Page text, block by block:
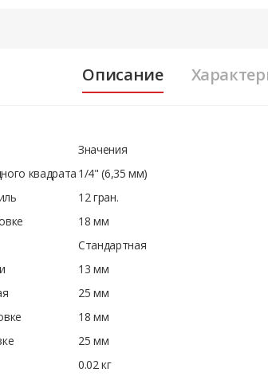
Описание
Значения
квадрата 1/4" (6,35 мм)
12 гран.
18 мм
Стандартная
13 мм
25 мм
18 мм
25 мм
0.02 кг